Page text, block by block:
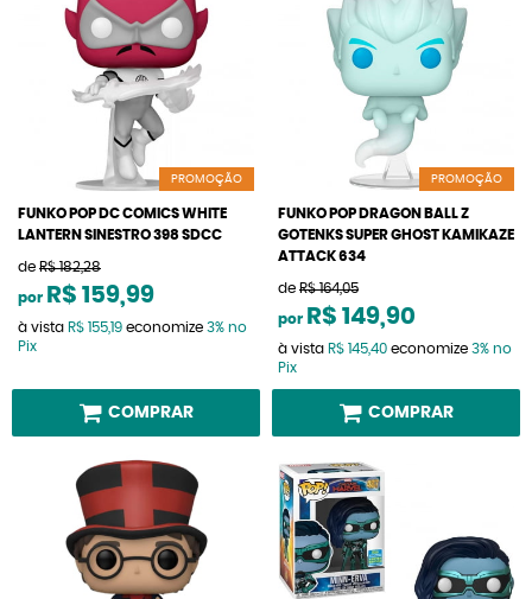
PROMOÇÃO
FUNKO POP DC COMICS WHITE
LANTERN SINESTRO 398 SDCC
de R$ 182,28
por R$ 159,99
à vista R$ 155,19 economize 3% no
Pix
COMPRAR
PROMOÇÃO
FUNKO POP DRAGON BALL Z
GOTENKS SUPER GHOST KAMIKAZE
ATTACK 634
de R$ 164,05
por R$ 149,90
à vista R$ 145,40 economize 3% no
Pix
COMPRAR